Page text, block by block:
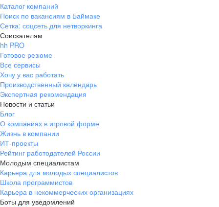
Каталог компаний
Поиск по вакансиям в Баймаке
Сетка: соцсеть для нетворкинга
Соискателям
hh PRO
Готовое резюме
Все сервисы
Хочу у вас работать
Производственный календарь
Экспертная рекомендация
Новости и статьи
Блог
О компаниях в игровой форме
Жизнь в компании
ИТ-проекты
Рейтинг работодателей России
Молодым специалистам
Карьера для молодых специалистов
Школа программистов
Карьера в некоммерческих организациях
Боты для уведомлений